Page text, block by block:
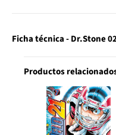
Ficha técnica - Dr.Stone
Productos